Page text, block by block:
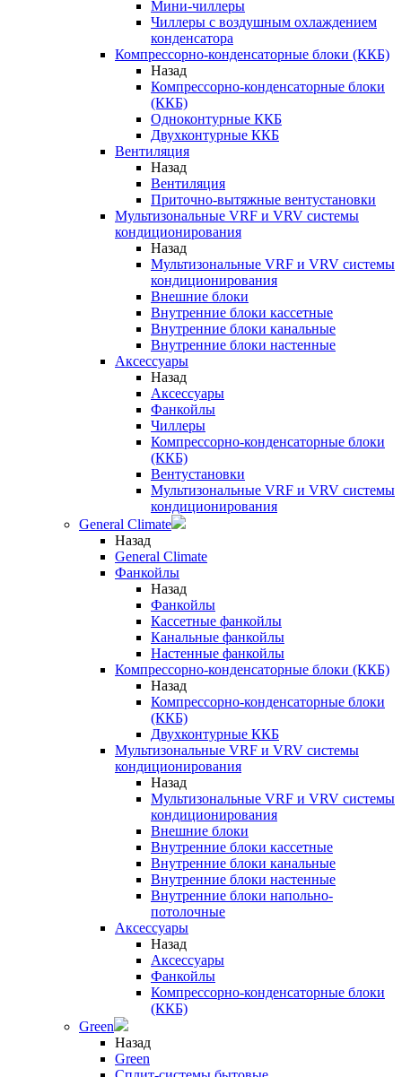
Мини-чиллеры
Чиллеры с воздушным охлаждением
конденсатора
Компрессорно-конденсаторные блоки (ККБ)
Назад
Компрессорно-конденсаторные блоки
(ККБ)
Одноконтурные ККБ
Двухконтурные ККБ
Вентиляция
Назад
Вентиляция
Приточно-вытяжные вентустановки
Мультизональные VRF и VRV системы
кондиционирования
Назад
Мультизональные VRF и VRV системы
кондиционирования
Внешние блоки
Внутренние блоки кассетные
Внутренние блоки канальные
Внутренние блоки настенные
Аксессуары
Назад
Аксессуары
Фанкойлы
Чиллеры
Компрессорно-конденсаторные блоки
(ККБ)
Вентустановки
Мультизональные VRF и VRV системы
кондиционирования
General Climate
Назад
General Climate
Фанкойлы
Назад
Фанкойлы
Кассетные фанкойлы
Канальные фанкойлы
Настенные фанкойлы
Компрессорно-конденсаторные блоки (ККБ)
Назад
Компрессорно-конденсаторные блоки
(ККБ)
Двухконтурные ККБ
Мультизональные VRF и VRV системы
кондиционирования
Назад
Мультизональные VRF и VRV системы
кондиционирования
Внешние блоки
Внутренние блоки кассетные
Внутренние блоки канальные
Внутренние блоки настенные
Внутренние блоки напольно-
потолочные
Аксессуары
Назад
Аксессуары
Фанкойлы
Компрессорно-конденсаторные блоки
(ККБ)
Green
Назад
Green